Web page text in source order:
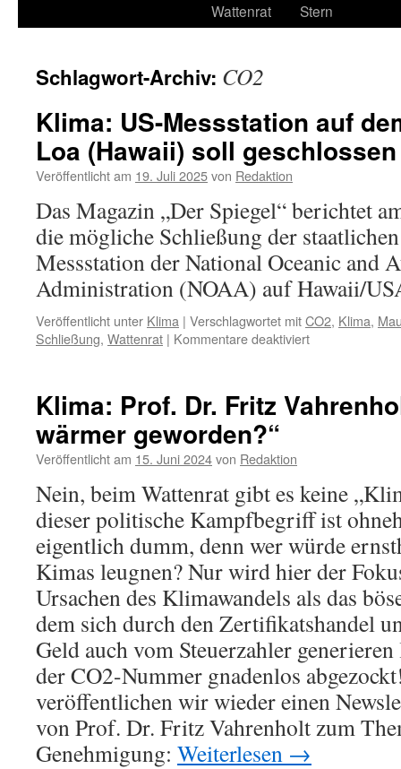
Wattenrat
Stern
Schlagwort-Archiv: CO2
Klima: US-Messstation auf
Loa (Hawaii) soll
Veröffentlicht am 19. Juli 2025von Redaktion
Das Magazin „Der Spiegel“ berichtet
die mögliche Schließung der
Messstation der National Oceanic and
Administration (NOAA) auf Hawaii/
Veröffentlicht unter Klima | Verschlagwortet mitCO2, Klima,
Schließung, Wattenrat | Kommentare deaktiviertfür
auf
(Hawaii)
soll
geschlossen
werden
Klima: Prof. Dr. Fritz
wärmer geworden?“
Veröffentlicht am 15. Juni 2024von Redaktion
Nein, beim Wattenrat gibt es keine
dieser politische Kampfbegriff ist
eigentlich dumm, denn wer würde
Kimas leugnen? Nur wird hier der
Ursachen des Klimawandels als das
dem sich durch den Zertifikatshandel
Geld auch vom Steuerzahler
der CO2-Nummer gnadenlos
veröffentlichen wir wieder einen
von Prof. Dr. Fritz Vahrenholt zum
Genehmigung: Weiterlesen →